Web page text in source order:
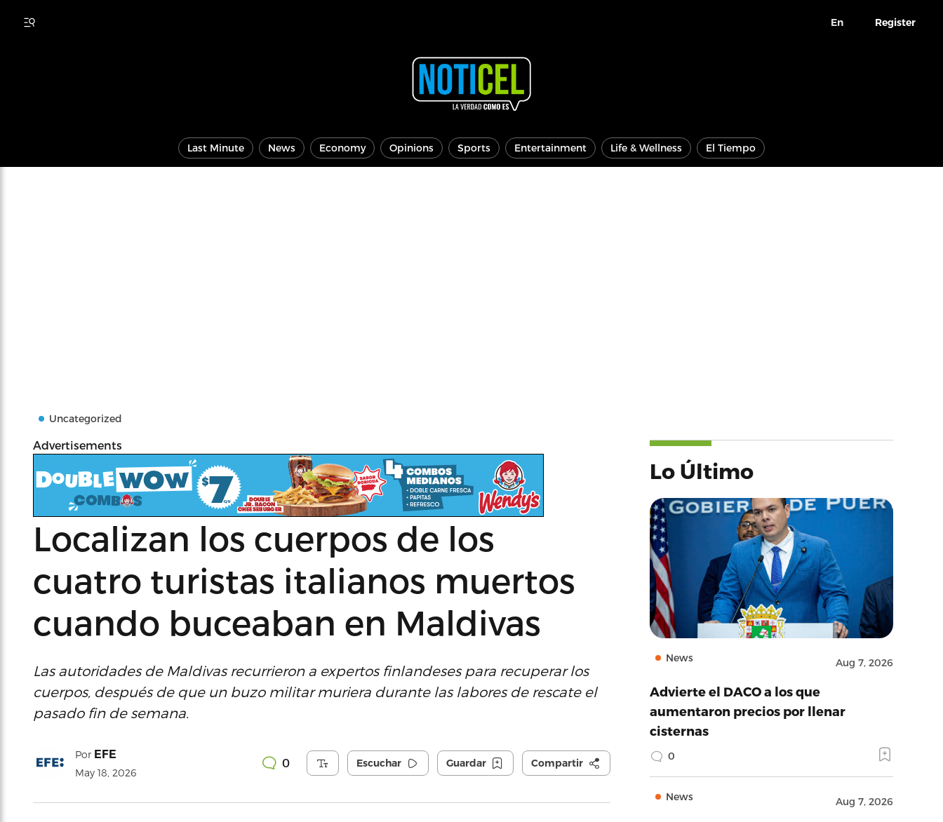
En Register
Last Minute News Economy Opinions Sports Entertainment Life & Wellness El Tiempo
Uncategorized
Advertisements
Localizan los cuerpos de los
cuatro turistas italianos muertos
cuando buceaban en Maldivas
Las autoridades de Maldivas recurrieron a expertos finlandeses para recuperar los
cuerpos, después de que un buzo militar muriera durante las labores de rescate el
pasado fin de semana.
Por EFE
May 18, 2026
0 Escuchar Guardar Compartir
Lo Último
News Aug 7, 2026
Advierte el DACO a los que
aumentaron precios por llenar
cisternas
0
News Aug 7, 2026